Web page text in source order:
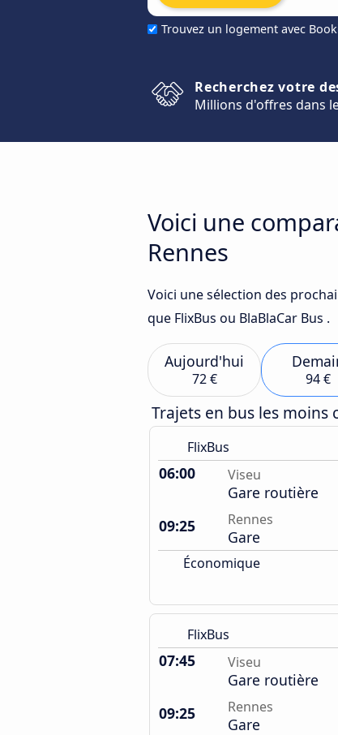
Trouvez un logement avec
Recherchez votre
Millions d'offres dans
Voici une
Rennes
Voici une sélection des
que FlixBus ou BlaBlaCar Bus .
Aujourd'hui
72 € 94 €
Trajets en bus les moins
FlixBus
06:00 Viseu
Gare routière
09:25
Rennes
Gare
Économique
FlixBus
07:45 Viseu
Gare routière
09:25
Rennes
Gare